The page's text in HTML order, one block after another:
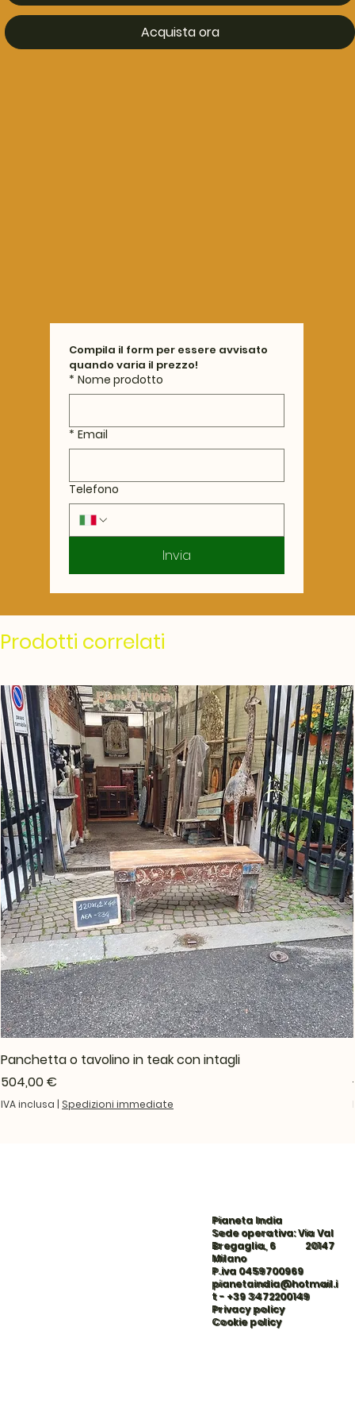
Acquista ora
Compila il form per essere avvisato
quando varia il prezzo!
* Nome prodotto
* Email
Telefono
Invia
Prodotti correlati
Panchetta o tavolino in teak con intagli
Prezzo
504,00 €
IVA inclusa | Spedizioni immediate
Pianeta India
Sede operativa: Via Val
Bregaglia, 6 20147
Milano
P.iva 0459700969
pianetaindia@hotmail.i
t- +39 3472200149
Privacy policy
Cookie policy